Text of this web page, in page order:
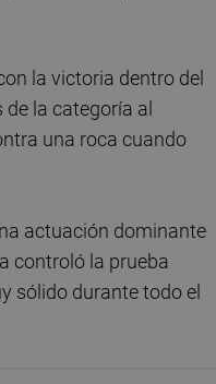
la victoria dentro del
la categoría al
una roca cuando
actuación dominante
controló la prueba
sólido durante todo el